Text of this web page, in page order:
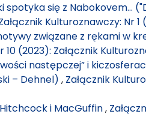
spotyka się z Nabokovem…
Kulturoznawczy: Nr 1
związane z rękami w
10 (2023): Załącznik
następczej” i
– Dehnel) , Załącznik
i MacGuffin,